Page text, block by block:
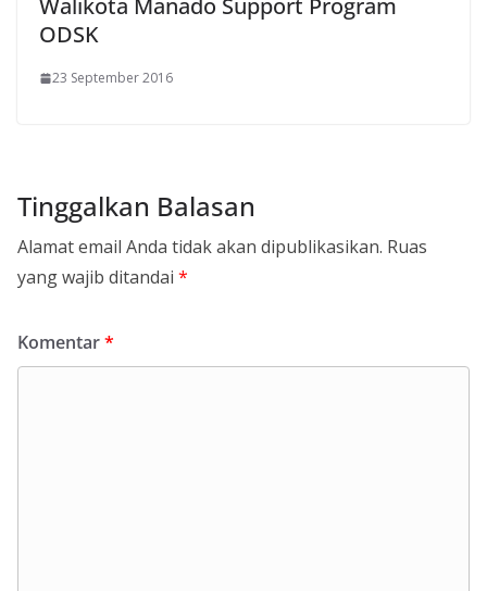
Walikota Manado Support Program
ODSK
23 September 2016
Tinggalkan Balasan
Alamat email Anda tidak akan dipublikasikan. Ruas
yang wajib ditandai *
Komentar*